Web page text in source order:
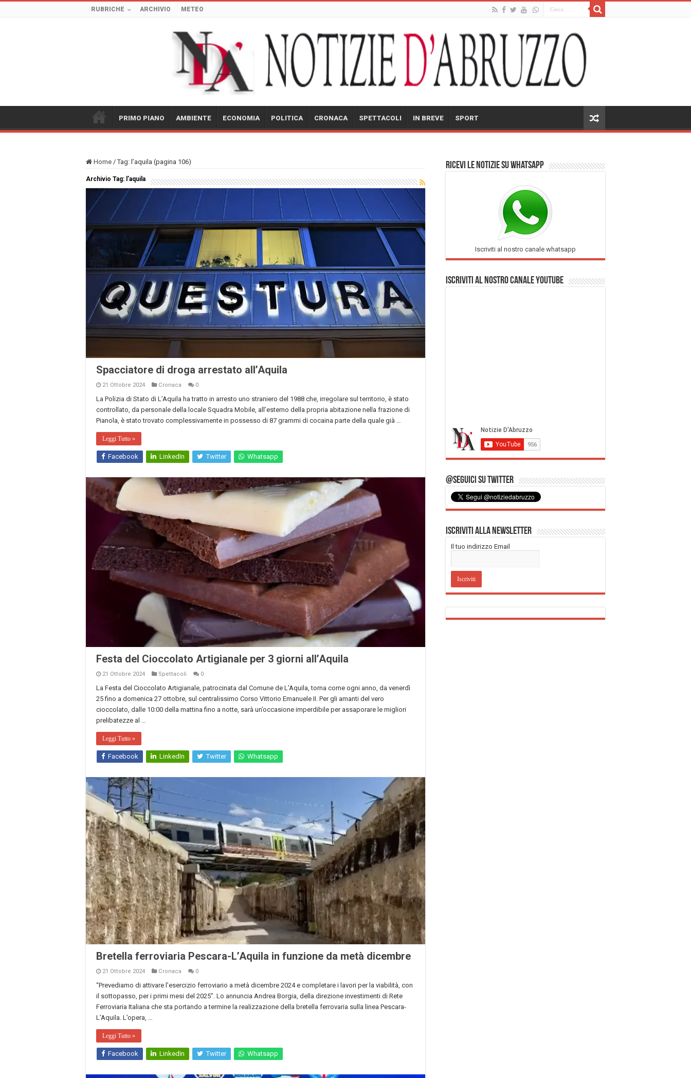
RUBRICHE ARCHIVIO METEO
PRIMO PIANO AMBIENTE ECONOMIA POLITICA CRONACA SPETTACOLI IN BREVE SPORT
Home / Tag: l’aquila (pagina 106)
Archivio Tag: l’aquila
Spacciatore di droga arrestato all’Aquila
21 Ottobre 2024 Cronaca 0
La Polizia di Stato di L’Aquila ha tratto in arresto uno straniero del 1988 che, irregolare sul territorio, è stato
controllato, da personale della locale Squadra Mobile, all’esterno della propria abitazione nella frazione di
Pianola, è stato trovato complessivamente in possesso di 87 grammi di cocaina parte della quale già …
Leggi Tutto »
Facebook LinkedIn Twitter Whatsapp
Festa del Cioccolato Artigianale per 3 giorni all’Aquila
21 Ottobre 2024 Spettacoli 0
La Festa del Cioccolato Artigianale, patrocinata dal Comune de L’Aquila, torna come ogni anno, da venerdì
25 fino a domenica 27 ottobre, sul centralissimo Corso Vittorio Emanuele II. Per gli amanti del vero
cioccolato, dalle 10:00 della mattina fino a notte, sarà un’occasione imperdibile per assaporare le migliori
prelibatezze al …
Leggi Tutto »
Facebook LinkedIn Twitter Whatsapp
Bretella ferroviaria Pescara-L’Aquila in funzione da metà dicembre
21 Ottobre 2024 Cronaca 0
“Prevediamo di attivare l’esercizio ferroviario a metà dicembre 2024 e completare i lavori per la viabilità, con
il sottopasso, per i primi mesi del 2025”. Lo annuncia Andrea Borgia, della direzione investimenti di Rete
Ferroviaria Italiana che sta portando a termine la realizzazione della bretella ferrovaria sulla linea Pescara-
L’Aquila. L’opera, …
Leggi Tutto »
Facebook LinkedIn Twitter Whatsapp
Ricevi le notizie su Whatsapp
Iscriviti al nostro canale whatsapp
Iscriviti al nostro Canale Youtube
@Seguici su Twitter
Iscriviti alla Newsletter
Il tuo indirizzo Email